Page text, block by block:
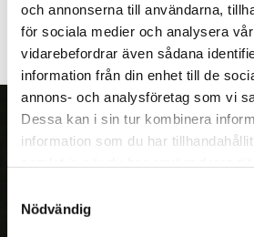
och annonserna till användarna,
för sociala medier och analysera
vidarebefordrar även sådana
information från din enhet till de
annons- och analysföretag som vi
Dessa kan i sin tur kombinera
information som du har
Nödvändig
OM OSS
Kranman AB tillverkar och säljer